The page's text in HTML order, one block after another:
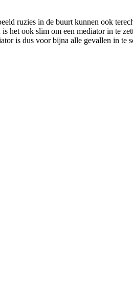
ruzies in de buurt kunnen ook
het ook slim om een mediator in te
is dus voor bijna alle gevallen in